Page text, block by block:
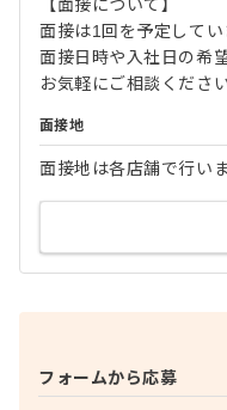
【面接について】
面接は1回を予定してい
面接日時や入社日の希
お気軽にご相談ください
面接地
面接地は各店舗で行いま
フォームから応募